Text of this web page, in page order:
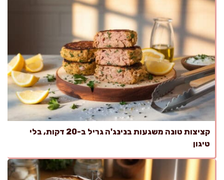
קציצות טונה משגעות בנינג'ה גריל ב-20 דקות, בלי
טיגון